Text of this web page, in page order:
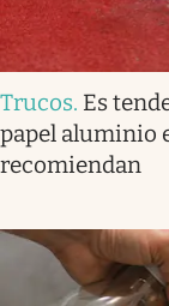
Trucos. Es
papel aluminio
recomiendan